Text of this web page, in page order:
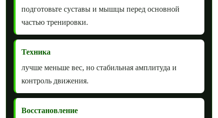
подготовьте суставы и мышцы перед основной
частью тренировки.
Техника
лучше меньше вес, но стабильная амплитуда и
контроль движения.
Восстановление